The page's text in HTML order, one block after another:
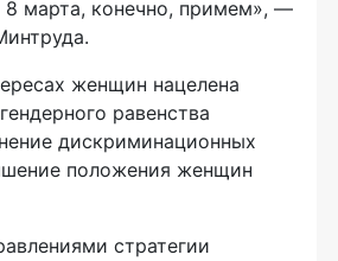
марта, конечно, примем», —
женщин нацелена
равенства
дискриминационных
положения женщин
стратегии